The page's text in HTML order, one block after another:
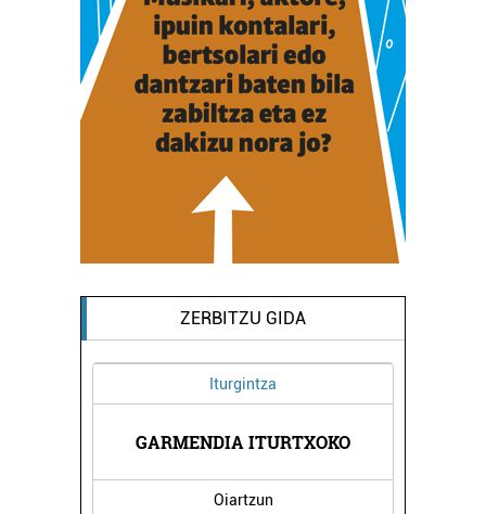
ZERBITZU GIDA
Iturgintza
GARMENDIA ITURTXOKO
Oiartzun